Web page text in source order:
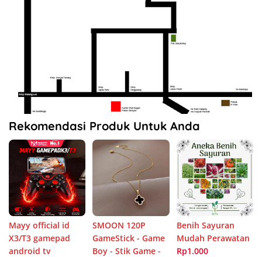
Rekomendasi Produk Untuk Anda
Mayy official id
X3/T3 gamepad
android tv
SMOON 120P
GameStick - Game
Boy - Stik Game -
Benih Sayuran
Mudah Perawatan
Rp1.000